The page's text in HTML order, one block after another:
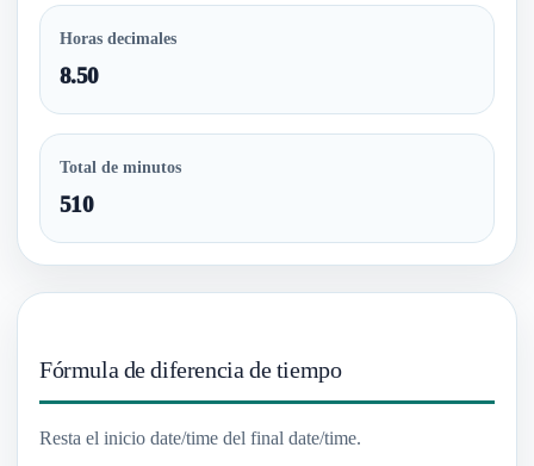
Horas decimales
8.50
Total de minutos
510
Fórmula de diferencia de tiempo
Resta el inicio date/time del final date/time.